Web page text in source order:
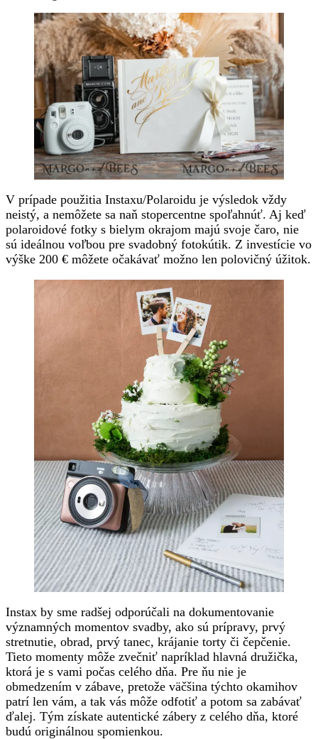
V prípade použitia Instaxu/Polaroidu je výsledok vždy
neistý, a nemôžete sa naň stopercentne spoľahnúť. Aj keď
polaroidové fotky s bielym okrajom majú svoje čaro, nie
sú ideálnou voľbou pre svadobný fotokútik. Z investície vo
výške 200 € môžete očakávať možno len polovičný úžitok.
Instax by sme radšej odporúčali na dokumentovanie
významných momentov svadby, ako sú prípravy, prvý
stretnutie, obrad, prvý tanec, krájanie torty či čepčenie.
Tieto momenty môže zvečniť napríklad hlavná družička,
ktorá je s vami počas celého dňa. Pre ňu nie je
obmedzením v zábave, pretože väčšina týchto okamihov
patrí len vám, a tak vás môže odfotiť a potom sa zabávať
ďalej. Tým získate autentické zábery z celého dňa, ktoré
budú originálnou spomienkou.